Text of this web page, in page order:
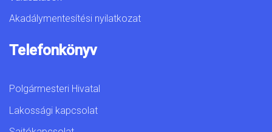
Akadálymentesítési nyilatkozat
Telefonkönyv
Polgármesteri Hivatal
Lakossági kapcsolat